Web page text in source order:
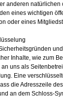
anderen natürlichen
eines wichtigen
oder eines
Inhalte, wie zum
uns als
Eine
die Adresszeile des
an dem Schloss-